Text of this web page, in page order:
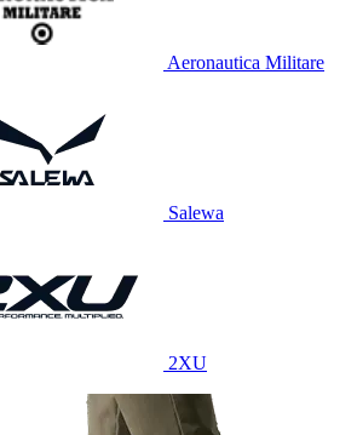
Aeronautica Militare
Salewa
2XU